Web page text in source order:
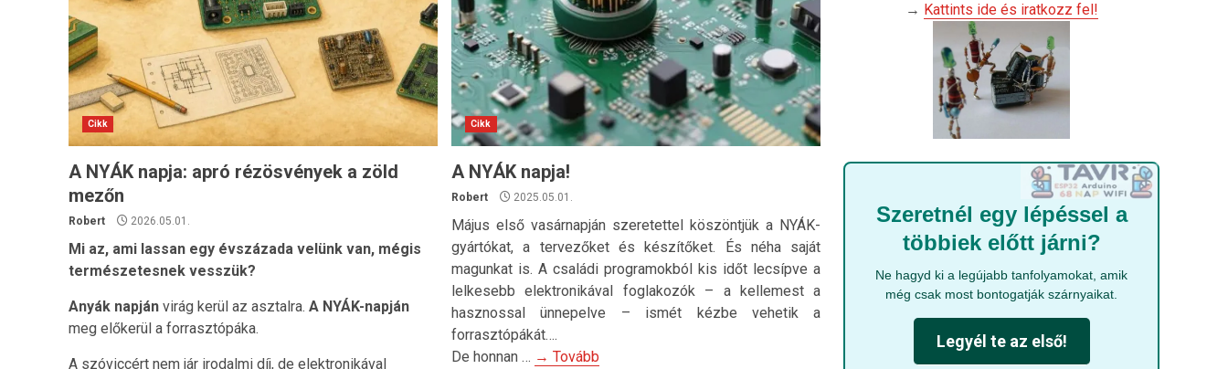
Cikk
A NYÁK napja: apró rézösvények a zöld
mezőn
Robert 2026.05.01.
Mi az, ami lassan egy évszázada velünk van, mégis
természetesnek vesszük?
Anyák napján virág kerül az asztalra. A NYÁK-napján
meg előkerül a forrasztópáka.
A szóviccért nem jár irodalmi díj, de elektronikával
Cikk
A NYÁK napja!
Robert 2025.05.01.
Május első vasárnapján szeretettel köszöntjük a NYÁK-
gyártókat, a tervezőket és készítőket. És néha saját
magunkat is. A családi programokból kis időt lecsípve a
lelkesebb elektronikával foglakozók – a kellemest a
hasznossal ünnepelve – ismét kézbe vehetik a
forrasztópákát….
De honnan … → Tovább
→ Kattints ide és iratkozz fel!
Szeretnél egy lépéssel a
többiek előtt járni?
Ne hagyd ki a legújabb tanfolyamokat, amik
még csak most bontogatják szárnyaikat.
Legyél te az első!